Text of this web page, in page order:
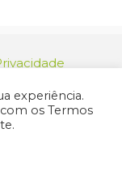
9000
73 - Centro -
experiência.
os Termos